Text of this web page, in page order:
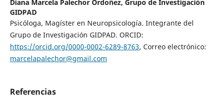
Diana Marcela Palechor Ordoñez, Grupo de Investigación
GIDPAD
Psicóloga, Magíster en Neuropsicología. Integrante del
Grupo de Investigación GIDPAD. ORCID:
https://orcid.org/0000-0002-6289-8763, Correo electrónico:
marcelapalechor@gmail.com
Referencias